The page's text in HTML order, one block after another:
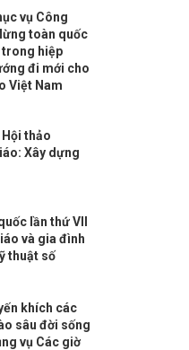
vụ Công
toàn quốc
trong hiệp
đi mới cho
Việt Nam
thảo
Xây dựng
lần thứ VII
và gia đình
thuật số
khích các
sâu đời sống
vụ Các giờ